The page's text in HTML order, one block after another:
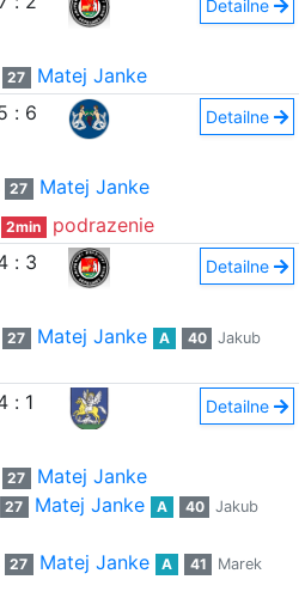
Detailne
27
Matej Janke
: 6 Detailne
27 Matej Janke
2min
podrazenie
: 3 Detailne
27 Matej Janke A 40
Jakub
: 1 Detailne
27 Matej Janke
27 Matej Janke A 40
Jakub
27 Matej Janke A 41
Marek